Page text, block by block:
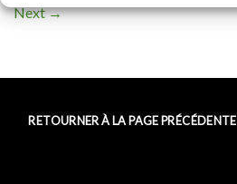
Next→
RETOURNER À LA PAGE PRÉCÉDENTE